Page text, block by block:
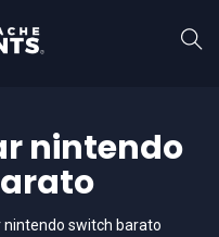
nintendo
switch barato